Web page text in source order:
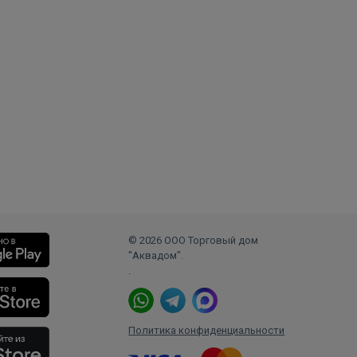
© 2026 ООО Торговый дом
"Аквадом".
.
Политика конфиденциальности